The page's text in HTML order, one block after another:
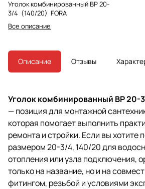
Уголок комбинированный ВР 20-
3/4 (140/20) FORA
Все описание
Описание Отзывы
Уголок комбинированный ВР 20-
— позиция для монтажной
которая помогает выполнить
ремонта и стройки. Если вы хотите
размером 20-3/4, 140/20 для
отопления или узла подключения,
только на название, но и на
фитингом, резьбой и условиями